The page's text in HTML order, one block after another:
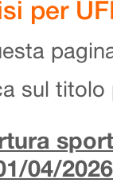
per
sul titolo
04/2026